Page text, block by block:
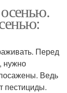
Перед
нужно
Ведь
пестициды.